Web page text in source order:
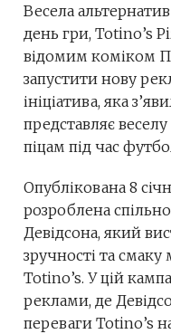
Весела
день гри, Totino’s
відомим коміком
запустити нову
ініціатива, яка
представляє
піцам під час
Опублікована 8
розроблена
Девідсона, який
зручності та смаку
Totino’s. У цій
реклами, де
переваги Totino’s